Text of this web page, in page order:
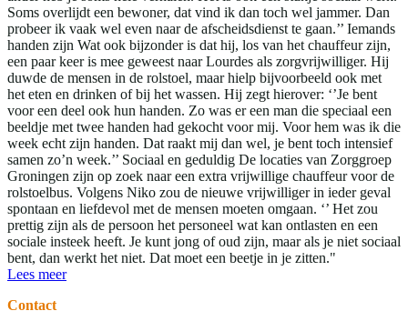
Soms overlijdt een bewoner, dat vind ik dan toch wel jammer. Dan
probeer ik vaak wel even naar de afscheidsdienst te gaan.’’ Iemands
handen zijn Wat ook bijzonder is dat hij, los van het chauffeur zijn,
een paar keer is mee geweest naar Lourdes als zorgvrijwilliger. Hij
duwde de mensen in de rolstoel, maar hielp bijvoorbeeld ook met
het eten en drinken of bij het wassen. Hij zegt hierover: ‘’Je bent
voor een deel ook hun handen. Zo was er een man die speciaal een
beeldje met twee handen had gekocht voor mij. Voor hem was ik die
week echt zijn handen. Dat raakt mij dan wel, je bent toch intensief
samen zo’n week.’’ Sociaal en geduldig De locaties van Zorggroep
Groningen zijn op zoek naar een extra vrijwillige chauffeur voor de
rolstoelbus. Volgens Niko zou de nieuwe vrijwilliger in ieder geval
spontaan en liefdevol met de mensen moeten omgaan. ‘’ Het zou
prettig zijn als de persoon het personeel wat kan ontlasten en een
sociale insteek heeft. Je kunt jong of oud zijn, maar als je niet sociaal
bent, dan werkt het niet. Dat moet een beetje in je zitten."
Lees meer
Contact